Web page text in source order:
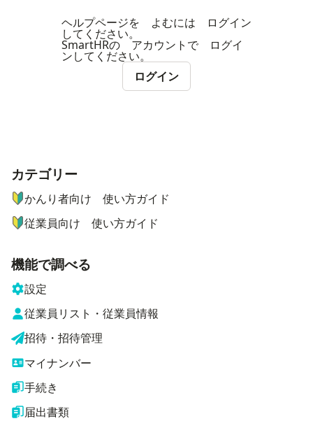
ヘルプページを よむには ログイン
してください。
SmartHRの アカウントで ログイ
ンしてください。
ログイン
ナビゲーションメニュー
カテゴリー
かんり者向け 使い方ガイド
従業員向け 使い方ガイド
機能で調べる
設定
従業員リスト・従業員情報
招待・招待管理
マイナンバー
手続き
届出書類